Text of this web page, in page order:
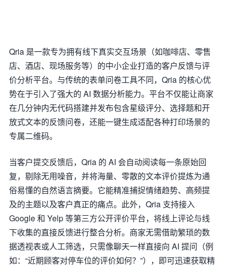
Qria 是一款专为拥有线下真实交互场景（如咖啡店、零售
店、酒店、现场服务等）的中小企业打造的客户反馈与评
价分析平台。与传统的表单问卷工具不同，Qria 的核心优
势在于引入了强大的 AI 数据分析能力。平台不仅能让商家
在几分钟内无代码搭建并发布包含星级评分、选择题和开
放式文本的反馈问卷，还能一键生成适配各种打印场景的
专属二维码。
当客户提交反馈后，Qria 的 AI 会自动阅读每一条原始回
复，剔除无用噪音，并将海量、零散的文本评价提炼为通
俗易懂的自然语言摘要。它能精准捕捉情绪趋势、高频提
及的主题以及客户真正的痛点。此外，Qria 支持接入
Google 和 Yelp 等第三方公开评价平台，将线上评论与线
下收集的直接反馈进行整合分析。商家无需借助繁琐的数
据透视表或人工筛选，只需像聊天一样直接向 AI 提问（例
如：“近期顾客对停车位的评价如何？”），即可迅速获取精